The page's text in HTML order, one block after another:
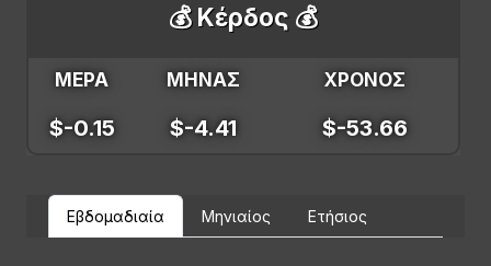
💰 Κέρδος 💰
ΜΕΡΑ ΜΗΝΑΣ ΧΡΟΝΟΣ
$-0.15 $-4.41 $-53.66
Εβδομαδιαία Μηνιαίος Ετήσιος